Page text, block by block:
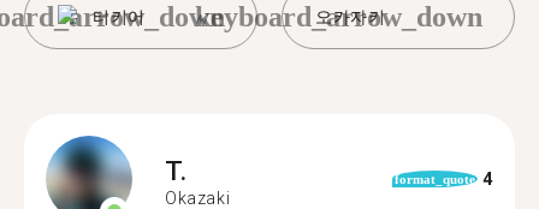
터키어 오카자키
keyboard_arrow_down
T.
Okazaki
format_quote 4